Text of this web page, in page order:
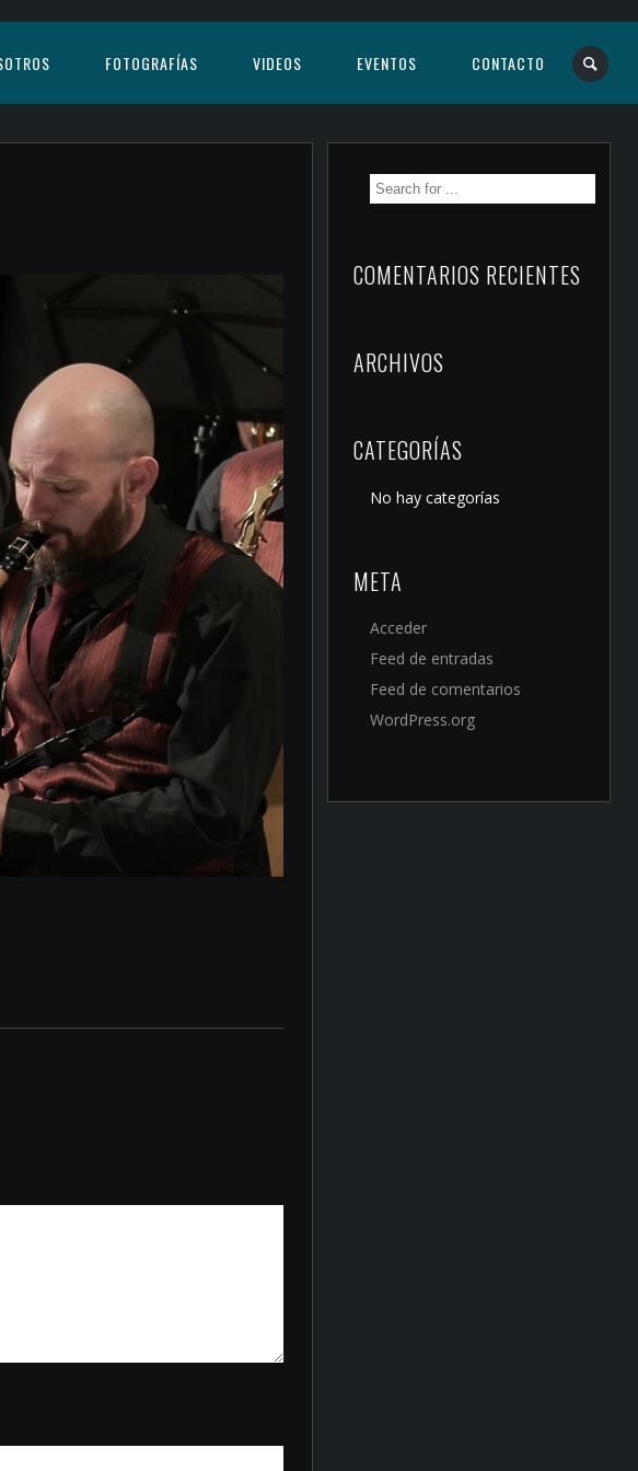
FOTOGRAFÍAS VIDEOS EVENTOS CONTACTO
COMENTARIOS RECIENTES
ARCHIVOS
CATEGORÍAS
No hay categorías
META
Acceder
Feed de entradas
Feed de comentarios
WordPress.org